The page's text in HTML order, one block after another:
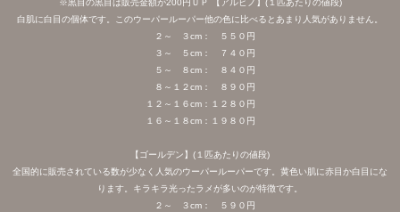
※黒目の黒目は販売金額が200円ＵＰ 【アルビノ】(１匹あたりの値段)
白肌に白目の個体です。このウーパールーパー他の色に比べるとあまり人気がありません。
２～ ３cm： ５５０円
３～ ５cm： ７４０円
５～ ８cm： ８４０円
８～１２cm： ８９０円
１２～１６cm：１２８０円
１６～１８cm：１９８０円
【ゴールデン】(１匹あたりの値段)
全国的に販売されている数が少なく人気のウーパールーパーです。黄色い肌に赤目か白目にな
ります。キラキラ光ったラメが多いのが特徴です。
２～ ３cm： ５９０円